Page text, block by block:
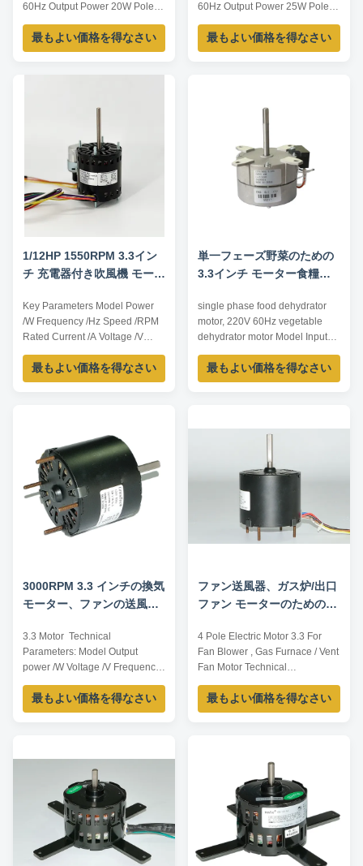
60Hz Output Power 20W Pole 4
AMPS 0.9A Speed 1600RPM
Capacitor / Insulation Class
Class B Power Factor / Other
最もよい価格を得なさい
60Hz Output Power 25W Pole /
AMPS 1.1A Speed 3000RPM
Capacitor / Insulation Class
Class B Power Factor / Other
Speed /RPM Rated Current /A
Voltage /V TA40 25 60 1300 1...
最もよい価格を得なさい
1/12HP 1550RPM 3.3イン
チ 充電器付き吹風機 モータ
Key Parameters Model Power
/W Frequency /Hz Speed /RPM
Rated Current /A Voltage /V
YDK82-63-4 63 60 1550 1.1/0.6
115/230 Ps: All dimension can
be customized according to
customer’s request 2. Stator
height can be any ...
最もよい価格を得なさい
単一フェーズ野菜のための
3.3インチ モーター食糧脱
60hz
single phase food dehydrator
motor, 220V 60Hz vegetable
dehydrator motor Model Input
power /W Voltage /V Frequency
/Hz Rated current /A
Capacitance /μF/V Insulation
Single phase asynchronous
technical performance ...
最もよい価格を得なさい
3000RPM 3.3 インチの換気
モーター、ファンの送風機
3.3 Motor ​ Technical
Parameters: Model Output
power /W Voltage /V Frequency
/Hz Rated current /A Pole Speed
/RPM TDR-60-2 60 115 60 1.3 2
3000 TDR-65-2 65 120 60 0.88
60 1.6 2 3000 TDR-90-2 90 120
120 60 1.65 2 3000 ...
最もよい価格を得なさい
ファン送風器、ガス炉/出口
ファン モーターのための4
3.3
4 Pole Electric Motor 3.3 For
Fan Blower , Gas Furnace / Vent
Fan Motor Technical
Parameters: Model Output
power /W Voltage /V Frequency
/Hz Rated current /A Pole Speed
3000 TDR-65-2 65 120 60 0.88
2 3000 TDR-70-2 70 120 60
1.17 2 3000 TDR...
最もよい価格を得なさい